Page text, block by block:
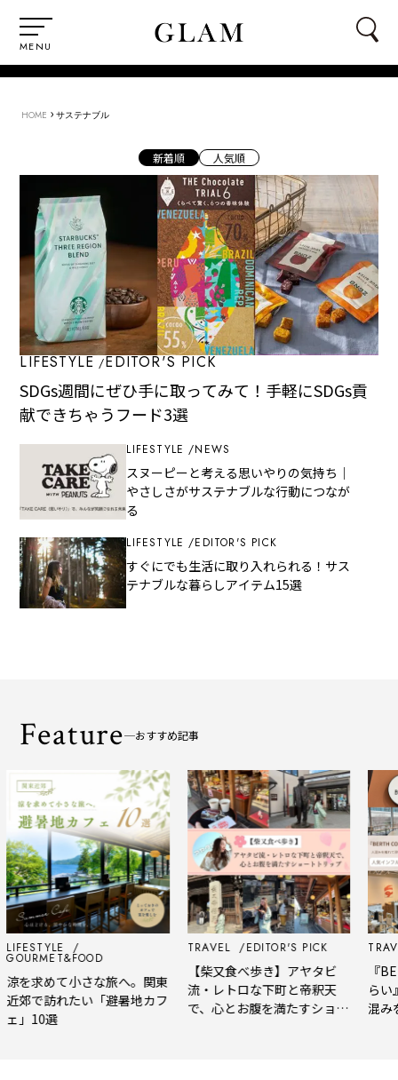
MENU
HOME › サステナブル
新着順 人気順
LIFESTYLE EDITOR'S PICK
SDGs週間にぜひ手に取ってみて！手軽にSDGs貢
献できちゃうフード3選
LIFESTYLE NEWS
スヌーピーと考える思いやりの気持ち｜
やさしさがサステナブルな行動につなが
る
LIFESTYLE EDITOR'S PICK
すぐにでも生活に取り入れられる！サス
テナブルな暮らしアイテム15選
Feature おすすめ記事
LIFESTYLE
GOURMET&FOOD
涼を求めて小さな旅へ。関東
近郊で訪れたい「避暑地カフ
ェ」10選
TRAVEL EDITOR'S PICK
【柴又食べ歩き】アヤタビ
流・レトロな下町と帝釈天
で、心とお腹を満たすショー
『
らい
混み